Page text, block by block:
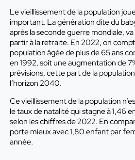
Le vieillissement de la population
important. La génération dite du
après la seconde guerre mondiale,
partir à la retraite. En 2022, on
population âgée de plus de 65 ans
en 1992, soit une augmentation de
prévisions, cette part de la
l’horizon 2040.
Ce vieillissement de la population
le taux de natalité qui stagne à 1,46
selon les chiffres de 2022. En
porte mieux avec 1,80 enfant par
année.